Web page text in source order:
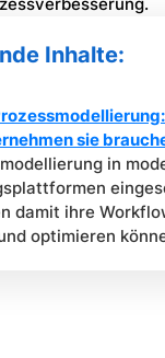
Inhalte:
sie
in
damit ihre
optimieren